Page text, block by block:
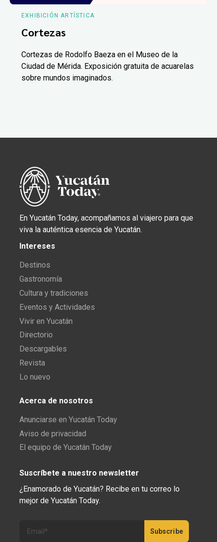
EXHIBICIÓN ARTÍSTICA
Cortezas
Cortezas de Rodolfo Baeza en el Museo de la
Ciudad de Mérida. Exposición gratuita de acuarelas
sobre mundos imaginados.
En Yucatán Today, acompañamos al viajero para que
viva la auténtica esencia de Yucatán.
Intereses
Destinos
Gastronomía
Cultura y tradiciones
Eventos y Actividades
Vivir en Yucatán
Directorio
Descargables
Revista
Lo nuevo
Acerca de nosotros
Anunciarse en Yucatán Today
Aviso de privacidad
El equipo de Yucatán Today
Suscríbete a nuestro newsletter
¿Enamorado de Yucatán? Recibe en tu correo lo
mejor de Yucatán Today.